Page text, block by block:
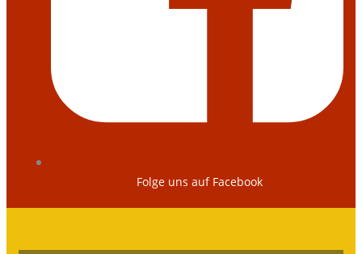
Folge uns auf Facebook